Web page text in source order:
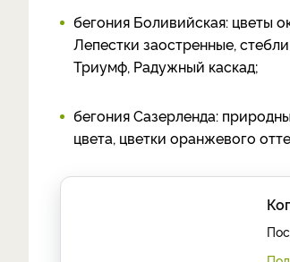
бегония Боливийская: цветы
Лепестки заостренные,
Триумф, Радужный каскад;
бегония Сазерленда:
цвета, цветки оранжевого